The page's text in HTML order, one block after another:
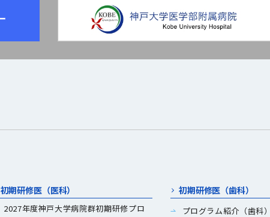
初期研修医（医科）
2027年度神戸大学病院群初期研修プロ
初期研修医（歯科）
プログラム紹介（歯科）